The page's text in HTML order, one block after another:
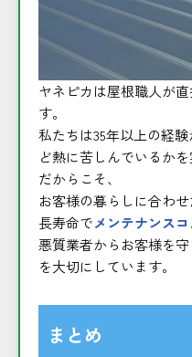
ヤネピカは屋根職人が
す。
私たちは35年以上の経
ど熱に苦しんでいるかを
だからこそ、
お客様の暮らしに合わせ
長寿命でメンテナンス
悪質業者からお客様を守
を大切にしています。
まとめ